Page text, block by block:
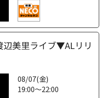
辺美里ライブ▼ALリリ
08/07(金)
19:00～22:00